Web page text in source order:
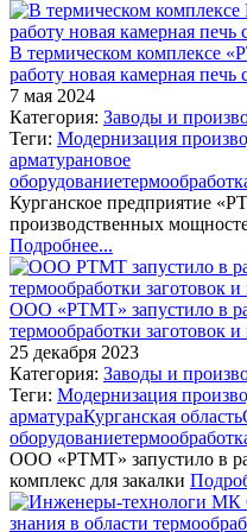
В термическом комплексе
работу новая камерная
7 мая 2024
Категория: Заводы и
Теги: Модернизация
арматурановое
оборудование
Курганское предприятие
производственных
Подробнее...
ООО «РТМТ» запустило в
термообработки заготовок и
25 декабря 2023
Категория: Заводы и
Теги: Модернизация
арматураКурганская область
оборудование
ООО «РТМТ» запустило в
комплекс для закалки